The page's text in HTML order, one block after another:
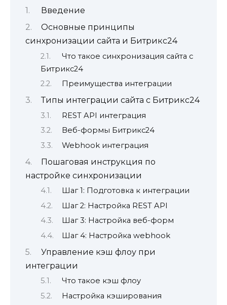
Введение
Основные принципы
синхронизации сайта и Битрикс24
Что такое синхронизация сайта с
Битрикс24
Преимущества интеграции
Типы интеграции сайта с Битрикс24
REST API интеграция
Веб-формы Битрикс24
Webhook интеграция
Пошаговая инструкция по
настройке синхронизации
Шаг 1: Подготовка к интеграции
Шаг 2: Настройка REST API
Шаг 3: Настройка веб-форм
Шаг 4: Настройка webhook
Управление кэш флоу при
интеграции
Что такое кэш флоу
Настройка кэширования